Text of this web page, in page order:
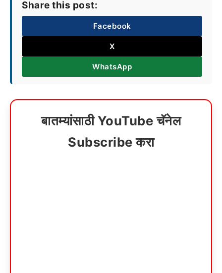
Share this post:
Facebook
X
WhatsApp
बातम्यांसाठी YouTube चॅनेल
Subscribe करा